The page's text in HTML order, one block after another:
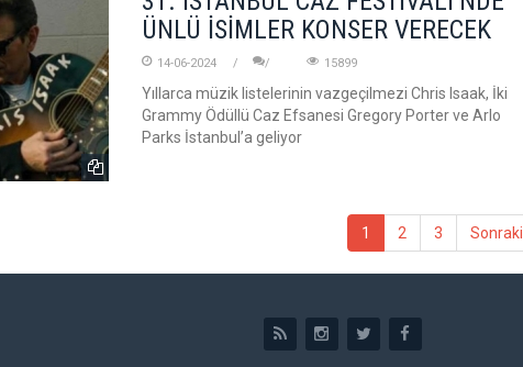
ÜNLÜ İSİMLER KONSER VERECEK
14-06-2024 15899
Yıllarca müzik listelerinin vazgeçilmezi Chris Isaak, İki
Grammy Ödüllü Caz Efsanesi Gregory Porter ve Arlo
Parks İstanbul’a geliyor
1 2 3 Sonraki